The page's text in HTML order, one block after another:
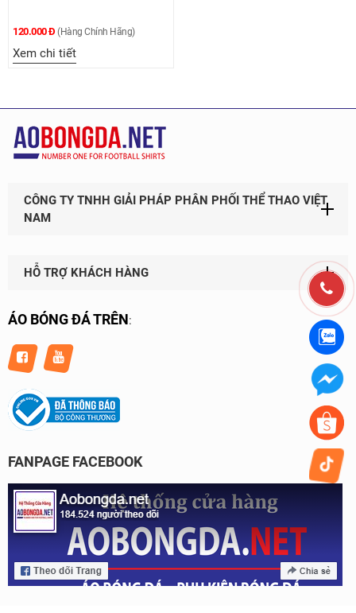
120.000 Đ (Hàng Chính Hãng)
Xem chi tiết
CÔNG TY TNHH GIẢI PHÁP PHÂN PHỐI THỂ THAO VIỆT
NAM
HỖ TRỢ KHÁCH HÀNG
ÁO BÓNG ĐÁ TRÊN:
FANPAGE FACEBOOK